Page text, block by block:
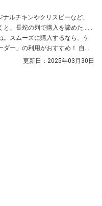
ルチキンやクリスピーなど、
と、長蛇の列で購入を諦めた……
。スムーズに購入するなら、ケ
ー」の利用がおすすめ！ 自宅
店では列に並ばず受け取るだけ
更新日： 2025年03月30日